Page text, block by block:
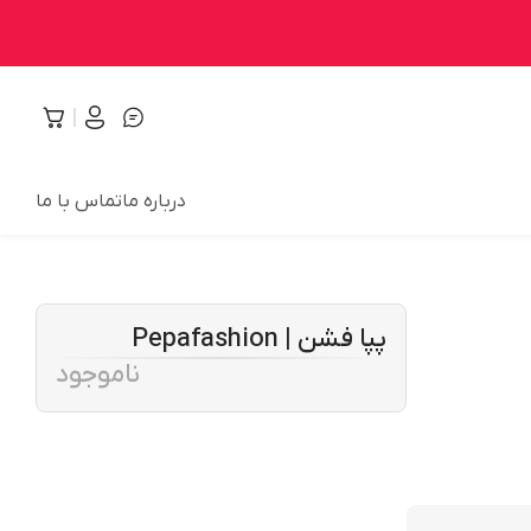
درباره ماتماس با ما
پپا فشن | Pepafashion
ناموجود